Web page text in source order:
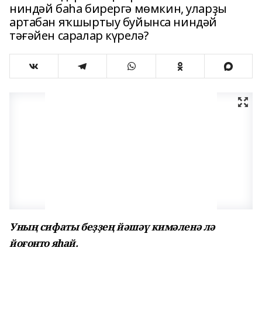
ниндәй баһа бирергә мөмкин, уларҙы
артабан яҡшыртыу буйынса ниндәй
тәғәйен саралар күрелә?
Уның сифаты беҙҙең йәшәү кимәленә лә
йоғонто яһай.